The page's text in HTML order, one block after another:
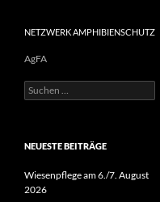
NETZWERK AMPHIBIENSCHUTZ
AgFA
Suchen
nach:
NEUESTE BEITRÄGE
Wiesenpflege am 6./7. August
2026